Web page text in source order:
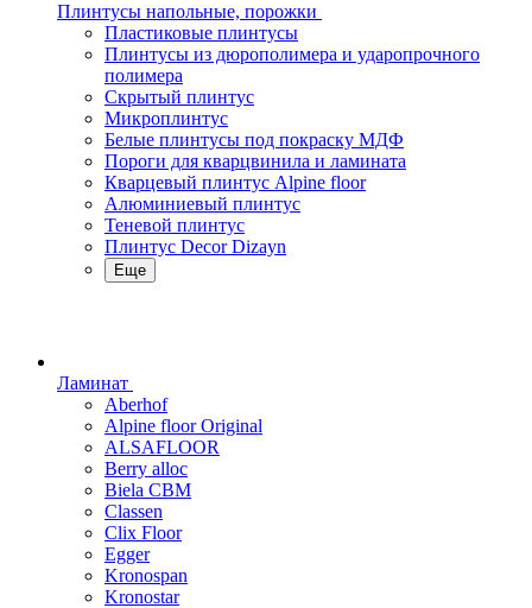
Плинтусы напольные, порожки
Пластиковые плинтусы
Плинтусы из дюрополимера и ударопрочного
полимера
Скрытый плинтус
Микроплинтус
Белые плинтусы под покраску МДФ
Пороги для кварцвинила и ламината
Кварцевый плинтус Alpine floor
Алюминиевый плинтус
Теневой плинтус
Плинтус Decor Dizayn
Еще
Ламинат
Aberhof
Alpine floor Original
ALSAFLOOR
Berry alloc
Biela CBM
Classen
Clix Floor
Egger
Kronospan
Kronostar